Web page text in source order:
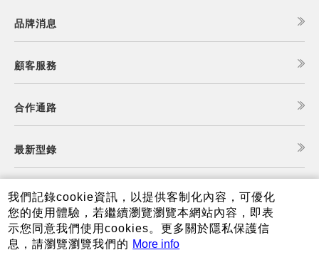
品牌消息
顧客服務
合作通路
最新型錄
食譜查詢
夏普可購樂線上商城
我們記錄cookie資訊，以提供客制化內容，可優化
您的使用體驗，若繼續瀏覽瀏覽本網站內容，即表
示您同意我們使用cookies。更多關於隱私保護信
息，請瀏覽瀏覽我們的 More info